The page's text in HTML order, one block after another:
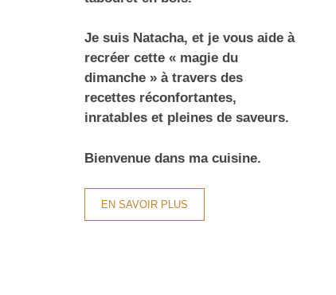
Je suis Natacha, et je vous aide à
recréer cette « magie du
dimanche » à travers des
recettes réconfortantes,
inratables et pleines de saveurs.
Bienvenue dans ma cuisine.
EN SAVOIR PLUS